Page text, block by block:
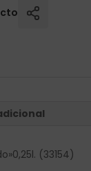
(33154)